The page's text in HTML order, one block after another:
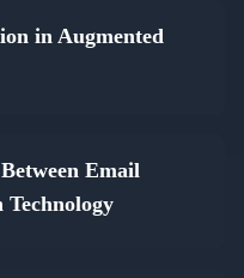
in Augmented
Email